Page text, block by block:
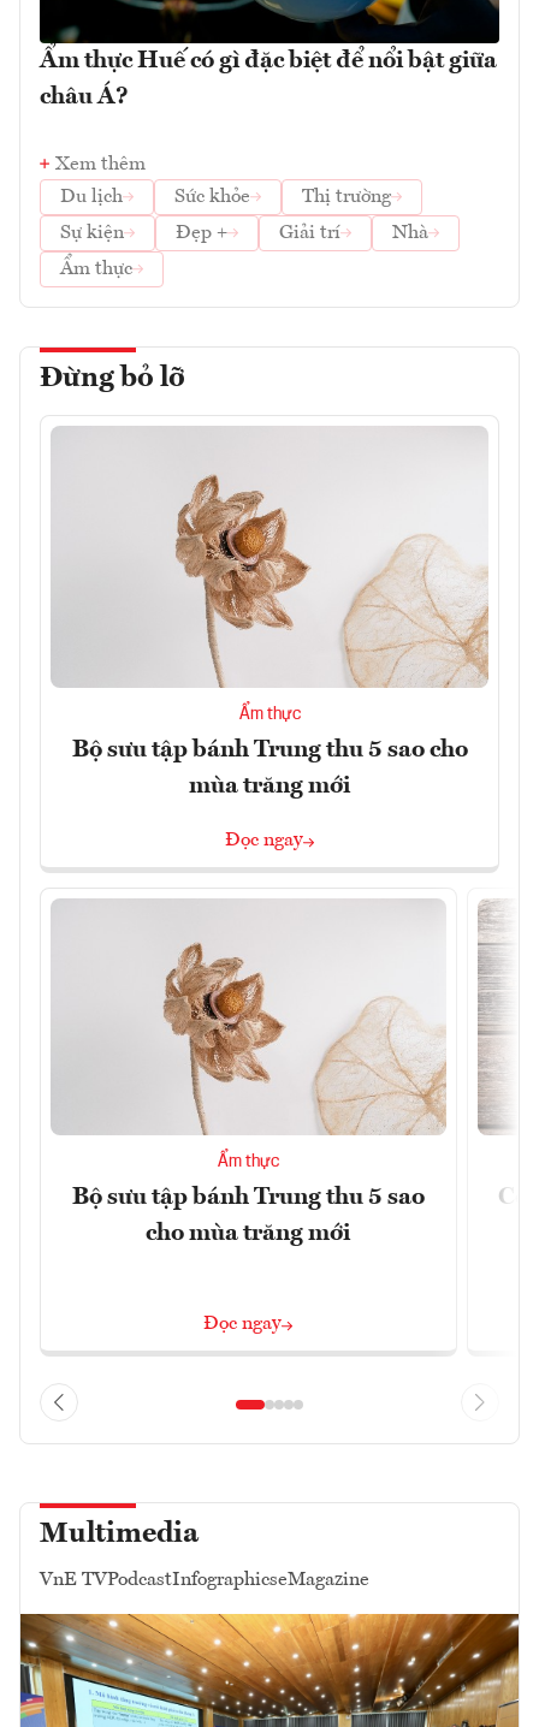
Ẩm thực Huế có gì đặc biệt để nổi bật giữa
châu Á?
Xem thêm
Du lịch
Sức khỏe
Thị trường
Sự kiện
Đẹp + Giải trí
Nhà
Ẩm thực
Đừng bỏ lỡ
Ẩm thực
Bộ sưu tập bánh Trung thu 5 sao cho
mùa trăng mới
Đọc ngay
Ẩm thực
Bộ sưu tập bánh Trung thu 5 sao
cho mùa trăng mới
Đọc ngay
Multimedia
VnE TVPodcastInfographicseMagazine